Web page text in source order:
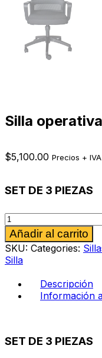
Silla
$5,100.00 Precios + IVA
SET DE 3 PIEZAS
Silla
operativa
Salato
negro
cantidad
Añadir al carrito
SKU: Categories:
Silla
Descripción
Información
SET DE 3 PIEZAS